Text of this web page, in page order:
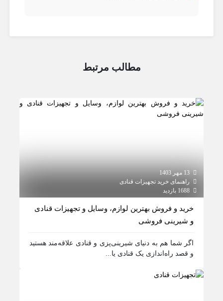
مطالب مرتبط
13 مهر 1403
راهنمای خرید تجهیزات قنادی
1688 بازدید
خرید و فروش بهترین لوازم، وسایل و تجهیزات قنادی
و شیرینی فروشی
اگر شما هم به دنیای شیرینی‌پزی و قنادی علاقه‌مند هستید
و قصد راه‌اندازی یک قنادی یا...